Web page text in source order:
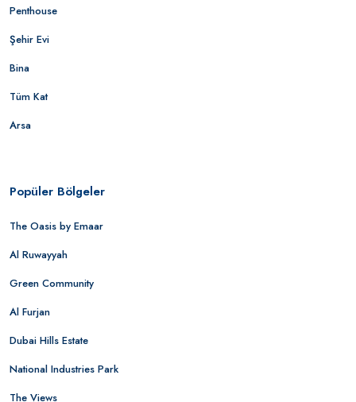
Penthouse
Şehir Evi
Bina
Tüm Kat
Arsa
Popüler Bölgeler
The Oasis by Emaar
Al Ruwayyah
Green Community
Al Furjan
Dubai Hills Estate
National Industries Park
The Views